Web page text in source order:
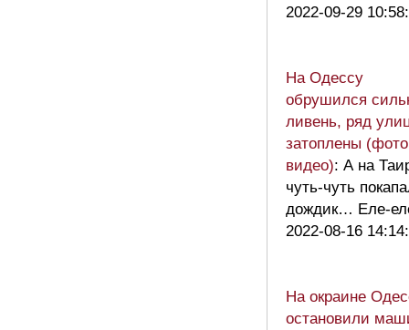
2022-09-29
На Одессу
обрушился
ливень, ряд
затоплены
видео): А на
чуть-чуть
дождик… Еле-
2022-08-16
На окраине
остановили